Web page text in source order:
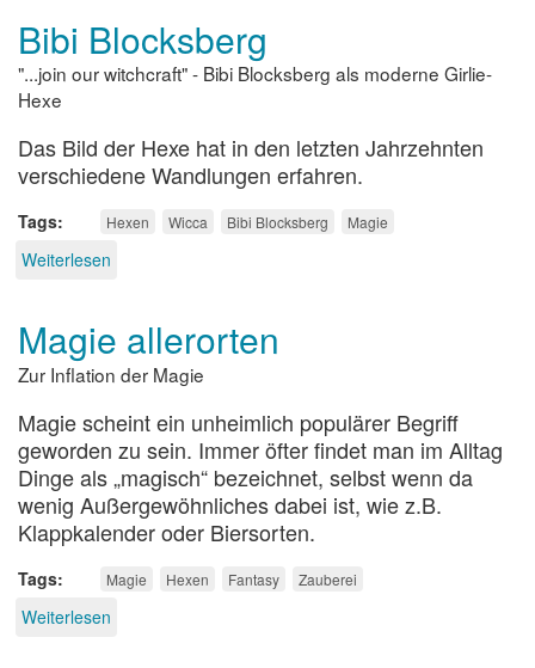
den
Mai?
Bibi Blocksberg
"...join our witchcraft" - Bibi Blocksberg als moderne Girlie-
Hexe
Das Bild der Hexe hat in den letzten Jahrzehnten
verschiedene Wandlungen erfahren.
Tags Hexen Wicca Bibi Blocksberg Magie
Weiterlesen
Magie allerorten
Zur Inflation der Magie
Magie scheint ein unheimlich populärer Begriff
geworden zu sein. Immer öfter findet man im Alltag
Dinge als „magisch“ bezeichnet, selbst wenn da
wenig Außergewöhnliches dabei ist, wie z.B.
Klappkalender oder Biersorten.
Tags Magie Hexen Fantasy Zauberei
Weiterlesen